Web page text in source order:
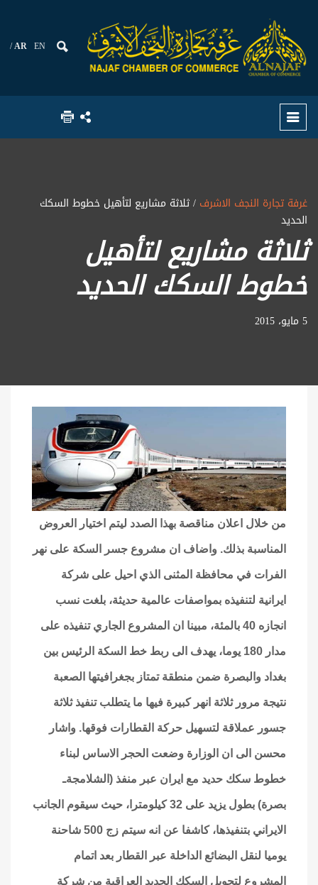
AR EN
غرفة تجارة النجف الاشرف / ثلاثة مشاريع لتأهيل خطوط السكك
الحديد
ثلاثة مشاريع لتأهيل
خطوط السكك الحديد
5 مايو، 2015
من خلال اعلان مناقصة بهذا الصدد ليتم اختيار العروض
المناسبة بذلك. واضاف ان مشروع جسر السكة على نهر
الفرات في محافظة المثنى الذي احيل على شركة
ايرانية لتنفيذه بمواصفات عالمية حديثة، بلغت نسب
انجازه 40 بالمئة، مبينا ان المشروع الجاري تنفيذه على
مدار 180 يوما، يهدف الى ربط خط السكة الرئيس بين
بغداد والبصرة ضمن منطقة تمتاز بجغرافيتها الصعبة
نتيجة مرور ثلاثة انهر كبيرة فيها ما يتطلب تنفيذ ثلاثة
جسور عملاقة لتسهيل حركة القطارات فوقها. واشار
محسن الى ان الوزارة وضعت الحجر الاساس لبناء
خطوط سكك حديد مع ايران عبر منفذ (الشلامجةـ
بصرة) بطول يزيد على 32 كيلومترا، حيث سيقوم الجانب
الايراني بتنفيذها، كاشفا عن انه سيتم زج 500 شاحنة
يوميا لنقل البضائع الداخلة عبر القطار بعد اتمام
المشروع لتحويل السكك الحديد العراقية من شركة